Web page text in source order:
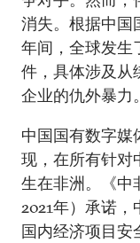
消失。根据中国
年间，全球发生
件，具体涉及从
企业的仇外暴力。
中国国有数字媒
现，在所有针对
生在非洲。《中
2021年）承诺，
国内经济项目安